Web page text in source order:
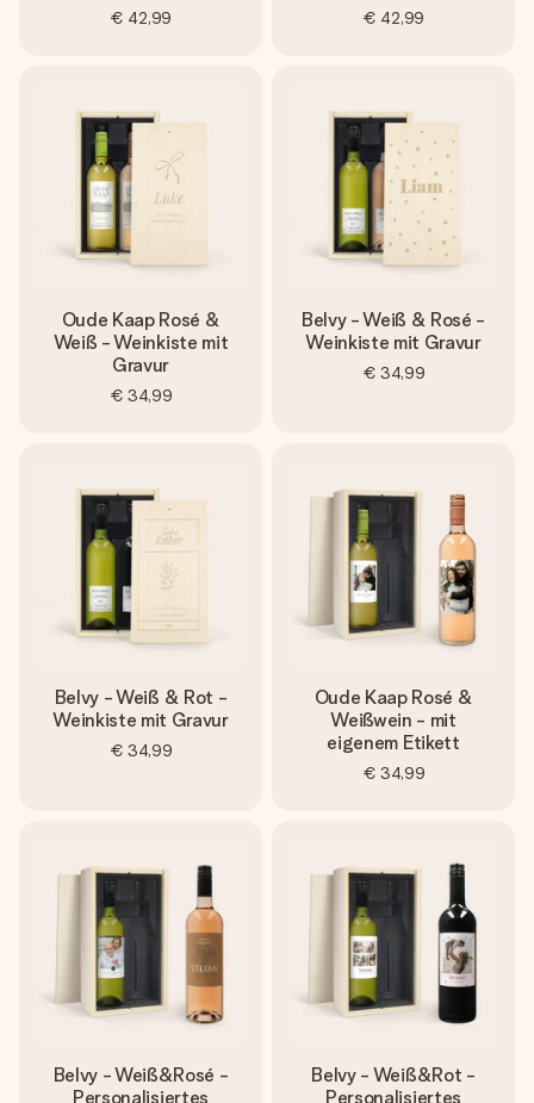
€ 42,99 € 42,99
Oude Kaap Rosé &
Weiß - Weinkiste mit
Gravur
€ 34,99
Belvy - Weiß & Rosé -
Weinkiste mit Gravur
€ 34,99
Belvy - Weiß & Rot -
Weinkiste mit Gravur
€ 34,99
Oude Kaap Rosé &
Weißwein - mit
eigenem Etikett
€ 34,99
Belvy - Weiß&Rosé -
Personalisiertes
Belvy - Weiß&Rot -
Personalisiertes